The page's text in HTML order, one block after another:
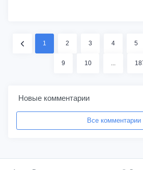
1 2 3 4 5
9 10 ...
Новые комментарии
Все комментарии